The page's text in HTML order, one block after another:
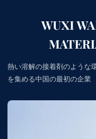
WUXI
熱い溶解の接着剤のような
を集める中国の最初の企業